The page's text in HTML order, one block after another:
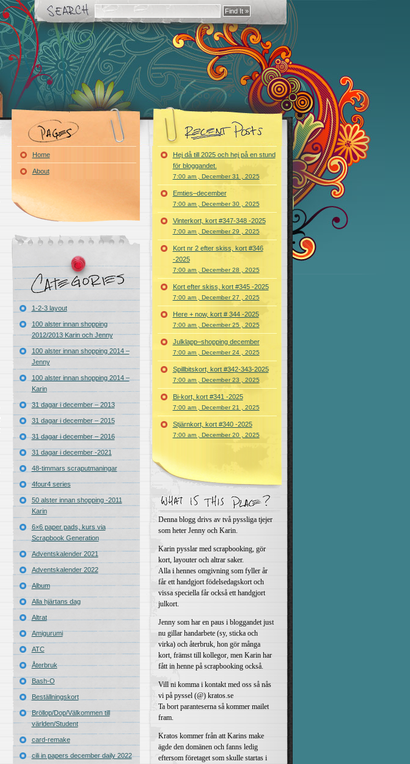
Home
About
1-2-3 layout
100 alster innan shopping
2012/2013 Karin och Jenny
100 alster innan shopping 2014 –
Jenny
100 alster innan shopping 2014 –
Karin
31 dagar i december – 2013
31 dagar i december – 2015
31 dagar i december – 2016
31 dagar i december -2021
48-timmars scraputmaningar
4four4 series
50 alster innan shopping -2011
Karin
6×6 paper pads, kurs via
Scrapbook Generation
Adventskalender 2021
Adventskalender 2022
Album
Alla hjärtans dag
Altrat
Amigurumi
ATC
Återbruk
Bash-O
Beställningskort
Bröllop/Dop/Välkommen till
världen/Student
card-remake
cili in papers december daily 2022
Hej då till 2025 och hej på en stund
för bloggandet.
7:00 am , December 31 , 2025
Emties–december
7:00 am , December 30 , 2025
Vinterkort, kort #347-348 -2025
7:00 am , December 29 , 2025
Kort nr 2 efter skiss, kort #346
-2025
7:00 am , December 28 , 2025
Kort efter skiss, kort #345 -2025
7:00 am , December 27 , 2025
Here + now, kort # 344 -2025
7:00 am , December 25 , 2025
Julklapp–shopping december
7:00 am , December 24 , 2025
Spillbitskort, kort #342-343-2025
7:00 am , December 23 , 2025
Bi-kort, kort #341 -2025
7:00 am , December 21 , 2025
Stjärnkort, kort #340 -2025
7:00 am , December 20 , 2025
Denna blogg drivs av två pyssliga tjejer
som heter Jenny och Karin.
Karin pysslar med scrapbooking, gör
kort, layouter och altrar saker.
Alla i hennes omgivning som fyller år
får ett handgjort födelsedagskort och
vissa speciella får också ett handgjort
julkort.
Jenny som har en paus i bloggandet just
nu gillar handarbete (sy, sticka och
virka) och återbruk, hon gör många
kort, främst till kollegor, men Karin har
fått in henne på scrapbooking också.
Vill ni komma i kontakt med oss så nås
vi på pyssel (@) kratos.se
Ta bort paranteserna så kommer mailet
fram.
Kratos kommer från att Karins make
ägde den domänen och fanns ledig
eftersom företaget som skulle startas i